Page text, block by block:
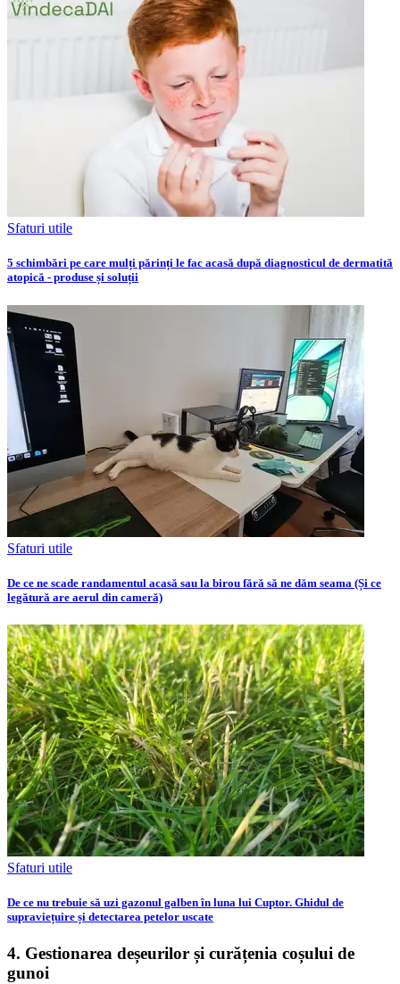
Sfaturi utile
5 schimbări pe care mulți părinți le fac acasă după diagnosticul de dermatită
atopică - produse și soluții
Sfaturi utile
De ce ne scade randamentul acasă sau la birou fără să ne dăm seama (Și ce
legătură are aerul din cameră)
Sfaturi utile
De ce nu trebuie să uzi gazonul galben în luna lui Cuptor. Ghidul de
supraviețuire și detectarea petelor uscate
4. Gestionarea deșeurilor și curățenia coșului de
gunoi